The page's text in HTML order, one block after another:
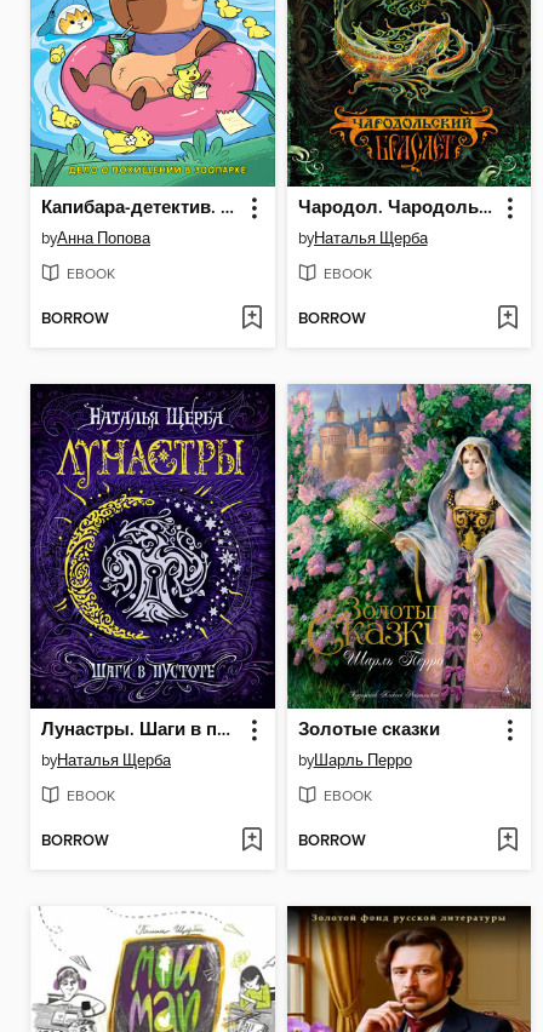
Капибара-детектив. Дело о похищении в зоопарке
byАнна Попова
EBOOK
BORROW
Чародол. Чародольский браслет
byНаталья Щерба
EBOOK
BORROW
Лунастры. Шаги в пустоте
byНаталья Щерба
EBOOK
BORROW
Золотые сказки
byШарль Перро
EBOOK
BORROW